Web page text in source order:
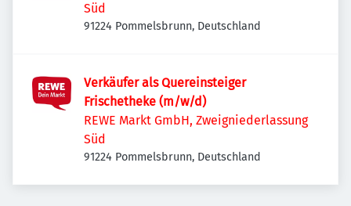
Süd
91224 Pommelsbrunn, Deutschland
Verkäufer als Quereinsteiger
Frischetheke (m/w/d)
REWE Markt GmbH, Zweigniederlassung
Süd
91224 Pommelsbrunn, Deutschland